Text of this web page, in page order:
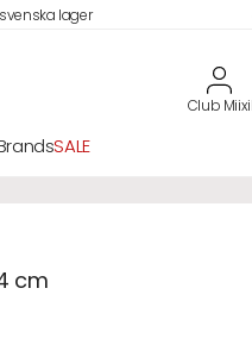
lager
SALE
cm